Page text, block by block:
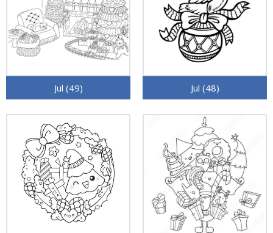
Jul (49) Jul (48)